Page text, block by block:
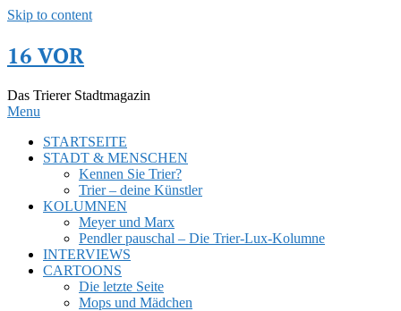
Skip to content
16 VOR
Das Trierer Stadtmagazin
Menu
STARTSEITE
STADT & MENSCHEN
Kennen Sie Trier?
Trier – deine Künstler
KOLUMNEN
Meyer und Marx
Pendler pauschal – Die Trier-Lux-Kolumne
INTERVIEWS
CARTOONS
Die letzte Seite
Mops und Mädchen